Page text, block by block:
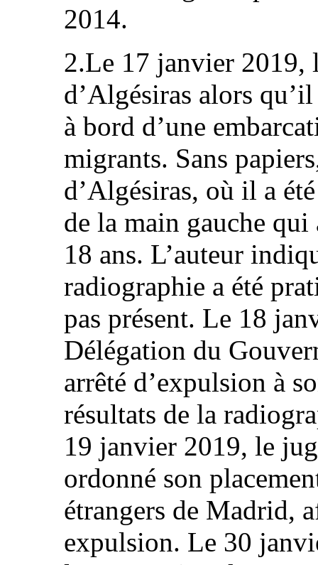
2014.
2.Le 17 janvier 2019,
d’Algésiras alors
à bord d’une
migrants. Sans
d’Algésiras, où il a
de la main gauche
18 ans. L’auteur
radiographie a été
pas présent. Le 18
Délégation du
arrêté d’expulsion à
résultats de la
19 janvier 2019, le
ordonné son
étrangers de Madrid,
expulsion. Le 30